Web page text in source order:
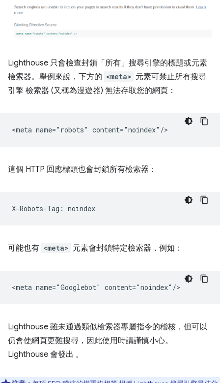
Lighthouse 只會檢查封鎖「所有」 搜尋引擎的標題或元素
檢索器。舉例來說，下方的 <meta> 元素可禁止所有搜尋
引擎 檢索器 (又稱為漫遊器) 無法存取您的網頁：
這個 HTTP 回應標頭也會封鎖所有檢索器：
可能也有 <meta> 元素會封鎖特定檢索器，例如：
Lighthouse 雖未通過類似檢索器專屬指令的稽核，但可以
仍會使網頁更難搜尋，因此使用時請謹慎小心。
Lighthouse 會發出 。